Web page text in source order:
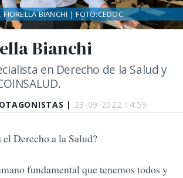
| 23-09-2022 14:59
Bianchi
en Derecho de la Salud y
FIORELLA BIANCHI | FOTO:CEDOC
el Derecho a la Salud?
fundamental que tenemos todos y